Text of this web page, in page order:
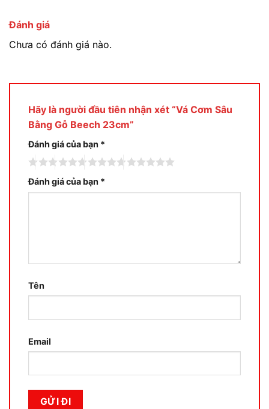
Đánh giá
Chưa có đánh giá nào.
Hãy là người đầu tiên nhận xét “Vá Cơm Sâu
Bằng Gỗ Beech 23cm”
Đánh giá của bạn *
Đánh giá của bạn *
Tên
Email